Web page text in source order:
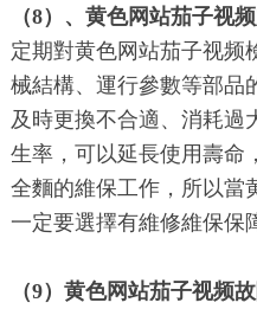
（8）、黄色网站茄子视
定期對黄色网站茄子视频
械結構、運行參數等部品
及時更換不合適、消耗過
生率，可以延長使用壽命
全麵的維保工作，所以當
一定要選擇有維修維保保
（9）黄色网站茄子视频